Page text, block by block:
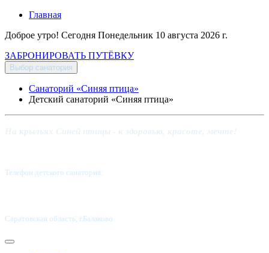
Главная
Доброе утро! Сегодня Понедельник 10 августа 2026 г.
ЗАБРОНИРОВАТЬ ПУТЁВКУ
Выбор санатория
Санаторий «Синяя птица»
Детский санаторий «Синяя птица»
Телефон детского санатория:
Саратовская область, г.Балаково